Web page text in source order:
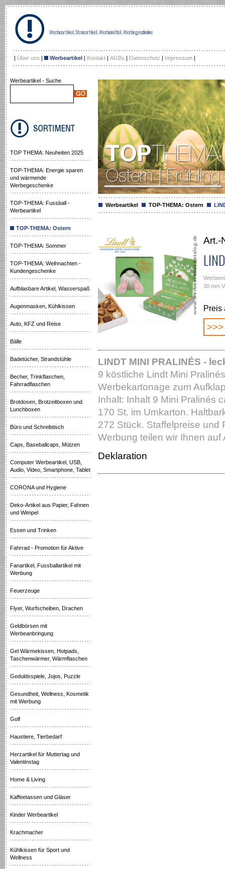
Werbeartikel, Streuartikel, Werbemittel, Werbegeschenke
| Über uns | Werbeartikel | Kontakt | AGBs | Datenschutz | Impressum |
Werbeartikel TOP-THEMA: Ostern
Art.-
30 mm
Preis
LINDT MINI PRALINÉS -
9 köstliche Lindt Mini
Werbekartonage zum
Inhalt: Inhalt 9 Mini Pralinés
170 St. im Umkarton.
272 Stück. Staffelpreise und
Werbung teilen wir Ihnen auf
Deklaration
Werbeartikel - Suche
TOP THEMA: Neuheiten 2025
TOP-THEMA: Energie sparen
und wärmende
Werbegeschenke
TOP-THEMA: Fussball -
Werbeartikel
TOP-THEMA: Ostern
TOP-THEMA: Sommer
TOP-THEMA: Weihnachten -
Kundengeschenke
Aufblasbare Artikel, Wasserspaß
Augenmasken, Kühlkissen
Auto, KFZ und Reise
Bälle
Badetücher, Strandstühle
Becher, Trinkflaschen,
Fahrradflaschen
Brotdosen, Brotzeitboxen und
Lunchboxen
Büro und Schreibtisch
Caps, Baseballcaps, Mützen
Computer Werbeartikel, USB,
Audio, Video, Smartphone, Tablet
CORONA und Hygiene
Deko-Artikel aus Papier, Fahnen
und Wimpel
Essen und Trinken
Fahrrad - Promotion für Aktive
Fanartikel, Fussballartikel mit
Werbung
Feuerzeuge
Flyer, Wurfscheiben, Drachen
Geldbörsen mit
Werbeanbringung
Gel Wärmekissen, Hotpads,
Taschenwärmer, Wärmflaschen
Geduldsspiele, Jojos, Puzzle
Gesundheit, Wellness, Kosmetik
mit Werbung
Golf
Haustiere, Tierbedarf
Herzartikel für Muttertag und
Valentinstag
Home & Living
Kaffeetassen und Gläser
Kinder Werbeartikel
Krachmacher
Kühlkissen für Sport und
Wellness